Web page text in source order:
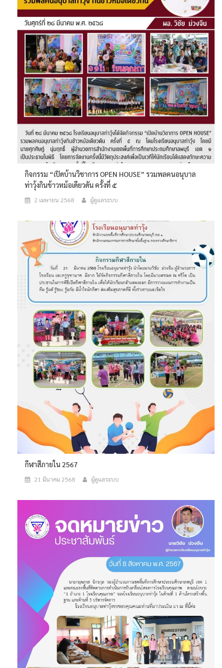
กิจกรรม “เปิดบ้านวิชาการ OPEN HOUSE” รวมพลคนอนุบาล
ท่าวุ้งกินข้าวหม้อเดียวดัน ครั้งที่ ๕
2 เมษายน 2568 ผู้ดูแลระบบ
กีฬาสีภายใน 2567
21 มีนาคม 2568 ผู้ดูแลระบบ